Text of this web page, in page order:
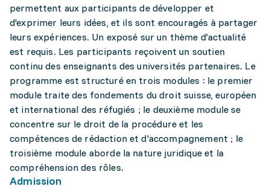
permettent aux participants de développer et
d'exprimer leurs idées, et ils sont encouragés à partager
leurs expériences. Un exposé sur un thème d'actualité
est requis. Les participants reçoivent un soutien
continu des enseignants des universités partenaires. Le
programme est structuré en trois modules : le premier
module traite des fondements du droit suisse, européen
et international des réfugiés ; le deuxième module se
concentre sur le droit de la procédure et les
compétences de rédaction et d'accompagnement ; le
troisième module aborde la nature juridique et la
compréhension des rôles.
Admission